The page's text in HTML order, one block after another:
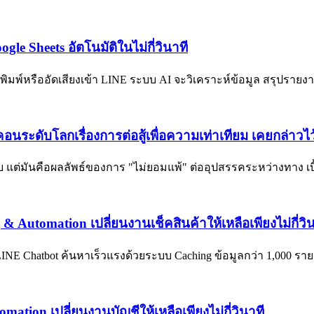
Sheets อัตโนมัติในไม่กี่วินาที
มพ์หรืออัดเสียงเข้า LINE ระบบ AI จะวิเคราะห์ข้อมูล สรุปรายง
ระดับโลกเรื่องการต่อสู้เพื่อความเท่าเทียม เคยกล่าว
แต่มันคือผลลัพธ์ของการ "ไม่ยอมแพ้" ต่ออุปสรรคระหว่างทาง
Automation เปลี่ยนงานเช็คสินค้าให้เหลือเพียงไม่กี่วิ
Chatbot ค้นหาเร็วแรงด้วยระบบ Caching ข้อมูลกว่า 1,000